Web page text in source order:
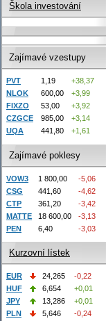
Škola investování
Zajímavé vzestupy
PVT 1,19
+38,37
NLOK
600,00
+3,99
FIXZO
53,00
+3,92
CZGCE
985,00
+3,14
UQA
441,80 +1,61
Zajímavé poklesy
VOW3 1 800,00
-5,06
CSG
441,60
-4,62
CTP
361,20
-3,42
MATTE
18 600,00
-3,13
PEN
6,40 -3,03
Kurzovní lístek
EUR 24,265
-0,22
HUF
6,654
+0,01
JPY
13,286
+0,01
PLN
5,646
-0,24